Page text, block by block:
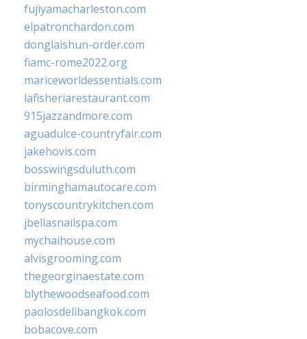
fujiyamacharleston.com
elpatronchardon.com
donglaishun-order.com
fiamc-rome2022.org
mariceworldessentials.com
lafisheriarestaurant.com
915jazzandmore.com
aguadulce-countryfair.com
jakehovis.com
bosswingsduluth.com
birminghamautocare.com
tonyscountrykitchen.com
jbellasnailspa.com
mychaihouse.com
alvisgrooming.com
thegeorginaestate.com
blythewoodseafood.com
paolosdelibangkok.com
bobacove.com